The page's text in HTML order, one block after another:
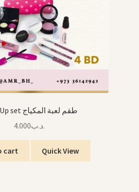
Make Up set طقم لعبة المكياج
.د.ب4.000
cart Quick View